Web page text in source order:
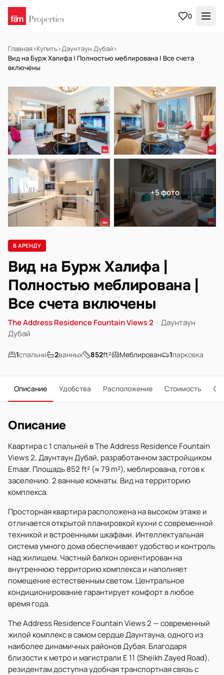
0
Главная›Купить›Даунтаун Дубай›
Вид на Бурж Халифа | Полностью меблирована | Все счета
включены
В АРЕНДУ Готов к заселению
+5 фото
В АРЕНДУ
Вид на Бурж Халифа |
Полностью меблирована |
Все счета включены
The Address Residence Fountain Views 2 · Даунтаун
Дубай
1спальни 2ванных 852ft² Меблирован 1парковка
Описание Удобства Расположение Стоимость О
Описание
Квартира с 1 спальней в The Address Residence Fountain
Views 2, Даунтаун Дубай, разработанном застройщиком
Emaar. Площадь 852 ft² (≈ 79 m²), меблирована, готов к
заселению. 2 ванные комнаты. Вид на территорию
комплекса.
Просторная квартира расположена на высоком этаже и
отличается открытой планировкой кухни с современной
техникой и встроенными шкафами. Интеллектуальная
система умного дома обеспечивает удобство и контроль
над жилищем. Частный балкон ориентирован на
внутреннюю территорию комплекса и наполняет
помещение естественным светом. Центральное
кондиционирование гарантирует комфорт в любое
время года.
The Address Residence Fountain Views 2 — современный
жилой комплекс в самом сердце Даунтауна, одного из
наиболее динамичных районов Дубая. Благодаря
близости к метро и магистрали E 11 (Sheikh Zayed Road),
резидентам доступна удобная транспортная связь с